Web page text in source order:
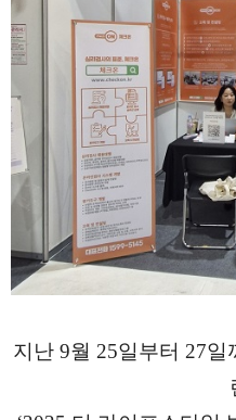
지난 9월 25일부터 27일